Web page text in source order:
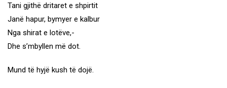
Tani gjithë dritaret e shpirtit
Janë hapur, bymyer e kalbur
Nga shirat e lotëve,-
Dhe s’mbyllen më dot.
Mund të hyjë kush të dojë.